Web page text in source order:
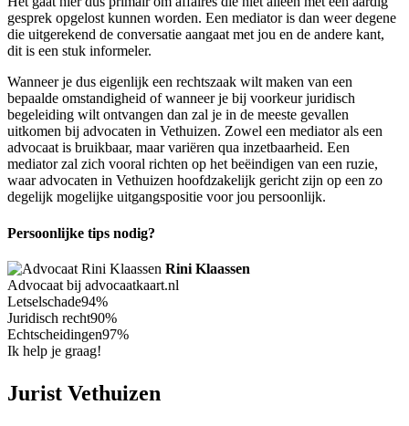
gesprek opgelost kunnen worden. Een mediator is dan weer degene
die uitgerekend de conversatie aangaat met jou en de andere kant,
dit is een stuk informeler.
Wanneer je dus eigenlijk een rechtszaak wilt maken van een
bepaalde omstandigheid of wanneer je bij voorkeur juridisch
begeleiding wilt ontvangen dan zal je in de meeste gevallen
uitkomen bij advocaten in Vethuizen. Zowel een mediator als een
advocaat is bruikbaar, maar variëren qua inzetbaarheid. Een
mediator zal zich vooral richten op het beëindigen van een ruzie,
waar advocaten in Vethuizen hoofdzakelijk gericht zijn op een zo
degelijk mogelijke uitgangspositie voor jou persoonlijk.
Persoonlijke tips nodig?
Rini Klaassen
Advocaat bij advocaatkaart.nl
Letselschade94%
Juridisch recht90%
Echtscheidingen97%
Ik help je graag!
Jurist Vethuizen